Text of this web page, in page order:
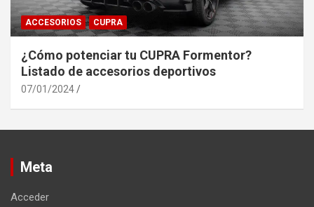
ACCESORIOS CUPRA
¿Cómo potenciar tu CUPRA Formentor?
Listado de accesorios deportivos
07/01/2024
Meta
Acceder